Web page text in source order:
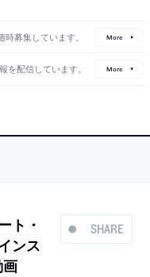
募集しています。 More
を配信しています。 More
SHARE
ト・
ンス